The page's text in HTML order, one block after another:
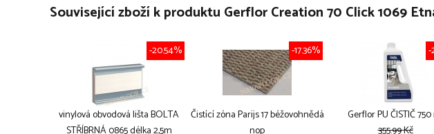
Související zboží k produktu Gerflor Creation 70 Click 1069
vinylová obvodová lišta BOLTA
STŘÍBRNÁ 0865 délka 2,5m
-20.54%
Čistící zóna Parijs 17 béžovohnědá
nop
-17.36%
Gerflor PU ČISTIČ
-
355.99 Kč